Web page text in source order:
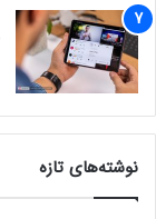
نوشته‌های تازه